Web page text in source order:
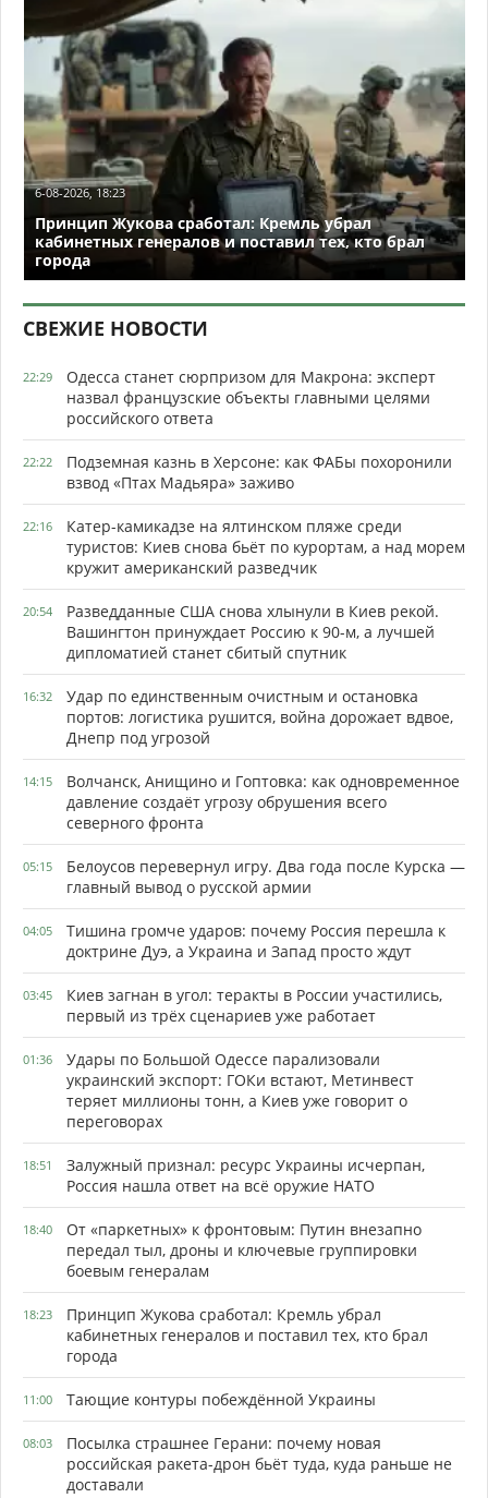
6-08-2026, 18:23
Принцип Жукова сработал: Кремль убрал
кабинетных генералов и поставил тех, кто брал
города
СВЕЖИЕ НОВОСТИ
22:29
Одесса станет сюрпризом для Макрона: эксперт
назвал французские объекты главными целями
российского ответа
22:22
Подземная казнь в Херсоне: как ФАБы похоронили
взвод «Птах Мадьяра» заживо
22:16
Катер-камикадзе на ялтинском пляже среди
туристов: Киев снова бьёт по курортам, а над морем
кружит американский разведчик
20:54
Разведданные США снова хлынули в Киев рекой.
Вашингтон принуждает Россию к 90-м, а лучшей
дипломатией станет сбитый спутник
16:32
Удар по единственным очистным и остановка
портов: логистика рушится, война дорожает вдвое,
Днепр под угрозой
14:15
Волчанск, Анищино и Гоптовка: как одновременное
давление создаёт угрозу обрушения всего
северного фронта
05:15
Белоусов перевернул игру. Два года после Курска —
главный вывод о русской армии
04:05
Тишина громче ударов: почему Россия перешла к
доктрине Дуэ, а Украина и Запад просто ждут
03:45
Киев загнан в угол: теракты в России участились,
первый из трёх сценариев уже работает
01:36
Удары по Большой Одессе парализовали
украинский экспорт: ГОКи встают, Метинвест
теряет миллионы тонн, а Киев уже говорит о
переговорах
18:51
Залужный признал: ресурс Украины исчерпан,
Россия нашла ответ на всё оружие НАТО
18:40
От «паркетных» к фронтовым: Путин внезапно
передал тыл, дроны и ключевые группировки
боевым генералам
18:23
Принцип Жукова сработал: Кремль убрал
кабинетных генералов и поставил тех, кто брал
города
11:00 Тающие контуры побеждённой Украины
08:03
Посылка страшнее Герани: почему новая
российская ракета-дрон бьёт туда, куда раньше не
доставали